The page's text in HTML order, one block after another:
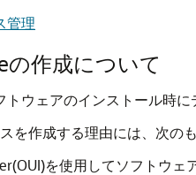
管理
の作成について
ウェアのインストール時
を作成する理由には、次のも
を使用してソフトウェ